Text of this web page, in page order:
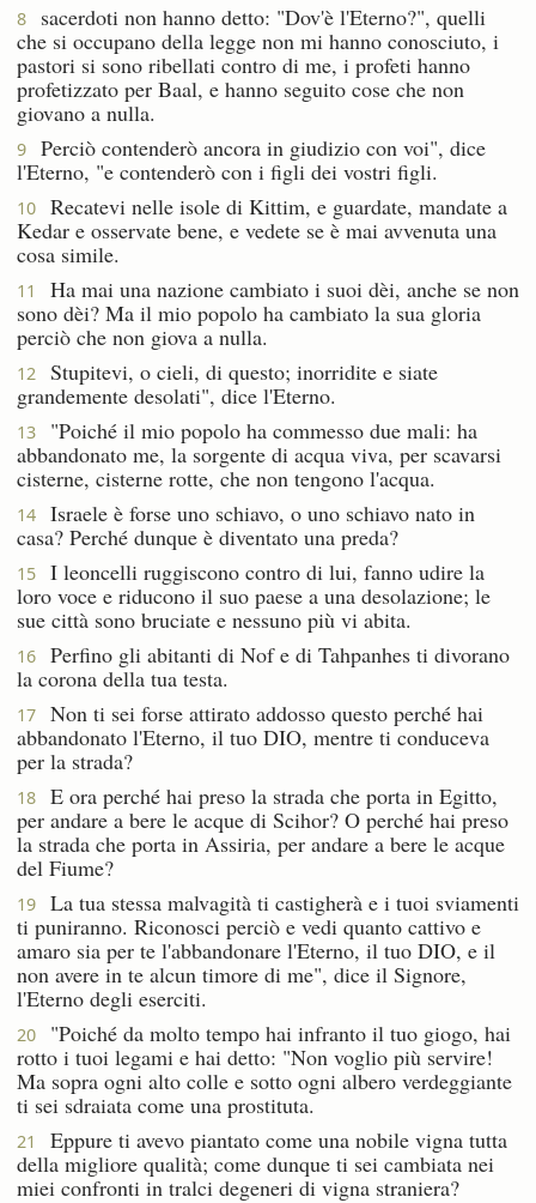
8
sacerdoti non hanno detto: "Dov'è l'Eterno?", quelli
che si occupano della legge non mi hanno conosciuto, i
pastori si sono ribellati contro di me, i profeti hanno
profetizzato per Baal, e hanno seguito cose che non
giovano a nulla.
9
Perciò contenderò ancora in giudizio con voi", dice
l'Eterno, "e contenderò con i figli dei vostri figli.
10
Recatevi nelle isole di Kittim, e guardate, mandate a
Kedar e osservate bene, e vedete se è mai avvenuta una
cosa simile.
11
Ha mai una nazione cambiato i suoi dèi, anche se non
sono dèi? Ma il mio popolo ha cambiato la sua gloria
perciò che non giova a nulla.
12
Stupitevi, o cieli, di questo; inorridite e siate
grandemente desolati", dice l'Eterno.
13
"Poiché il mio popolo ha commesso due mali: ha
abbandonato me, la sorgente di acqua viva, per scavarsi
cisterne, cisterne rotte, che non tengono l'acqua.
14
Israele è forse uno schiavo, o uno schiavo nato in
casa? Perché dunque è diventato una preda?
15
I leoncelli ruggiscono contro di lui, fanno udire la
loro voce e riducono il suo paese a una desolazione; le
sue città sono bruciate e nessuno più vi abita.
16
Perfino gli abitanti di Nof e di Tahpanhes ti divorano
la corona della tua testa.
17
Non ti sei forse attirato addosso questo perché hai
abbandonato l'Eterno, il tuo DIO, mentre ti conduceva
per la strada?
18
E ora perché hai preso la strada che porta in Egitto,
per andare a bere le acque di Scihor? O perché hai preso
la strada che porta in Assiria, per andare a bere le acque
del Fiume?
19
La tua stessa malvagità ti castigherà e i tuoi sviamenti
ti puniranno. Riconosci perciò e vedi quanto cattivo e
amaro sia per te l'abbandonare l'Eterno, il tuo DIO, e il
non avere in te alcun timore di me", dice il Signore,
l'Eterno degli eserciti.
20
"Poiché da molto tempo hai infranto il tuo giogo, hai
rotto i tuoi legami e hai detto: "Non voglio più servire!
Ma sopra ogni alto colle e sotto ogni albero verdeggiante
ti sei sdraiata come una prostituta.
21
Eppure ti avevo piantato come una nobile vigna tutta
della migliore qualità; come dunque ti sei cambiata nei
miei confronti in tralci degeneri di vigna straniera?